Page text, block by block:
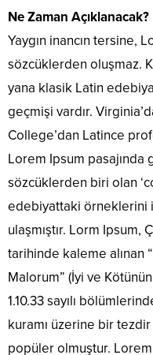
Ne Zaman Açıklanacak?
Yaygın inancın tersine,
sözcüklerden oluşmaz.
yana klasik Latin
geçmişi vardır.
College’dan Latince
Lorem Ipsum pasajında
sözcüklerden biri olan
edebiyattaki örneklerini
ulaşmıştır. Lorm Ipsum,
tarihinde kaleme alınan
Malorum” (İyi ve Kötünün
1.10.33 sayılı
kuramı üzerine bir
popüler olmuştur. Lorem